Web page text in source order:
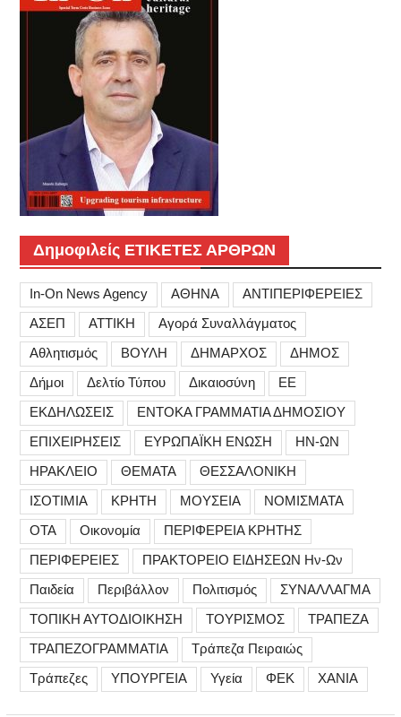
Δημοφιλείς ΕΤΙΚΕΤΕΣ ΑΡΘΡΩΝ
In-On News Agency ΑΘΗΝΑ
ΑΝΤΙΠΕΡΙΦΕΡΕΙΕΣ
ΑΣΕΠ
ΑΤΤΙΚΗ
Αγορά Συναλλάγματος
Αθλητισμός
ΒΟΥΛΗ ΔΗΜΑΡΧΟΣ
ΔΗΜΟΣ
Δήμοι
Δελτίο Τύπου Δικαιοσύνη
ΕΕ
ΕΚΔΗΛΩΣΕΙΣ
ΕΝΤΟΚΑ ΓΡΑΜΜΑΤΙΑ ΔΗΜΟΣΙΟΥ
ΕΠΙΧΕΙΡΗΣΕΙΣ
ΕΥΡΩΠΑΪΚΗ ΕΝΩΣΗ
ΗΝ-ΩΝ
ΗΡΑΚΛΕΙΟ
ΘΕΜΑΤΑ
ΘΕΣΣΑΛΟΝΙΚΗ
ΙΣΟΤΙΜΙΑ
ΚΡΗΤΗ ΜΟΥΣΕΙΑ
ΝΟΜΙΣΜΑΤΑ
ΟΤΑ
Οικονομία
ΠΕΡΙΦΕΡΕΙΑ ΚΡΗΤΗΣ
ΠΕΡΙΦΕΡΕΙΕΣ
ΠΡΑΚΤΟΡΕΙΟ ΕΙΔΗΣΕΩΝ Ην-Ων
Παιδεία
Περιβάλλον Πολιτισμός
ΣΥΝΑΛΛΑΓΜΑ
ΤΟΠΙΚΗ ΑΥΤΟΔΙΟΙΚΗΣΗ
ΤΟΥΡΙΣΜΟΣ
ΤΡΑΠΕΖΑ
ΤΡΑΠΕΖΟΓΡΑΜΜΑΤΙΑ
Τράπεζα Πειραιώς
Τράπεζες
ΥΠΟΥΡΓΕΙΑ Υγεία ΦΕΚ ΧΑΝΙΑ